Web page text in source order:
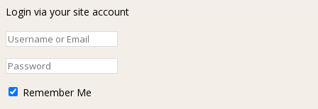
Login via your site account
Remember Me